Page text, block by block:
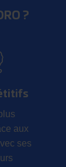
?
aux
ses